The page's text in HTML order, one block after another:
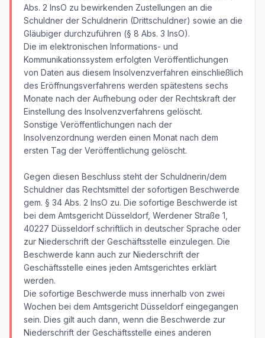
Abs. 2 InsO zu bewirkenden Zustellungen an die
Schuldner der Schuldnerin (Drittschuldner) sowie an die
Gläubiger durchzuführen (§ 8 Abs. 3 InsO).
Die im elektronischen Informations- und
Kommunikationssystem erfolgten Veröffentlichungen
von Daten aus diesem Insolvenzverfahren einschließlich
des Eröffnungsverfahrens werden spätestens sechs
Monate nach der Aufhebung oder der Rechtskraft der
Einstellung des Insolvenzverfahrens gelöscht.
Sonstige Veröffentlichungen nach der
Insolvenzordnung werden einen Monat nach dem
ersten Tag der Veröffentlichung gelöscht.
Gegen diesen Beschluss steht der Schuldnerin/dem
Schuldner das Rechtsmittel der sofortigen Beschwerde
gem. § 34 Abs. 2 InsO zu. Die sofortige Beschwerde ist
bei dem Amtsgericht Düsseldorf, Werdener Straße 1,
40227 Düsseldorf schriftlich in deutscher Sprache oder
zur Niederschrift der Geschäftsstelle einzulegen. Die
Beschwerde kann auch zur Niederschrift der
Geschäftsstelle eines jeden Amtsgerichtes erklärt
werden.
Die sofortige Beschwerde muss innerhalb von zwei
Wochen bei dem Amtsgericht Düsseldorf eingegangen
sein. Dies gilt auch dann, wenn die Beschwerde zur
Niederschrift der Geschäftsstelle eines anderen